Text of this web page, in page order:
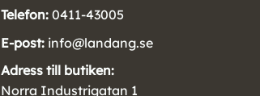
Telefon: 0411-43005
E-post: info@landang.se
Adress till butiken:
Norra Industrigatan 1